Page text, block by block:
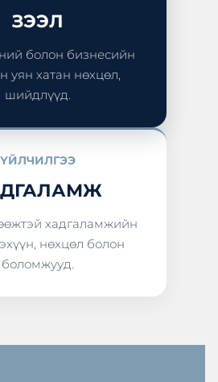
ЗЭЭЛ
болон бизнесийн
уян хатан нөхцөл,
шийдлүүд.
ҮЙЛЧИЛГЭЭ
хадгаламжийн
нөхцөл болон
боломжууд.